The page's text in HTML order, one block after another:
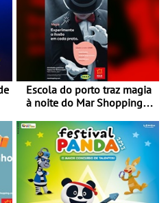
Escola do porto traz magia
à noite do Mar Shopping
29 de abril, às 21h00